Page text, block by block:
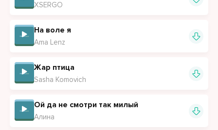
XSERGO
На воле я
Ama Lenz
Жар птица
Sasha Komovich
Ой да не смотри так милый
Алина